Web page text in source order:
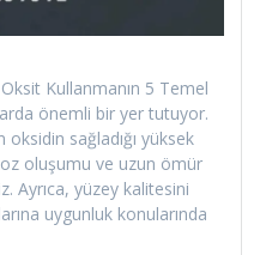
Kullanmanın 5 Temel
önemli bir yer tutuyor.
sağladığı yüksek
oluşumu ve uzun ömür
Ayrıca, yüzey kalitesini
uygunluk konularında